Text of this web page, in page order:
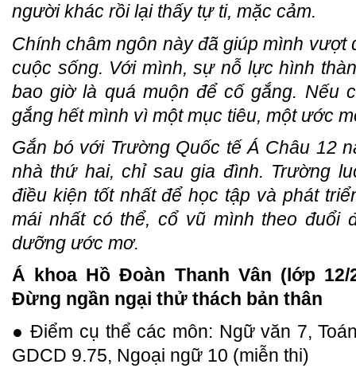
người khác rồi lại thấy tự ti, mặc cảm.
Chính châm ngôn này đã giúp mình vượt
cuộc sống. Với mình, sự nỗ lực hình
bao giờ là quá muộn để cố gắng. Nếu
gắng hết mình vì một mục tiêu, một ước
Gắn bó với Trường Quốc tế Á Châu 12
nhà thứ hai, chỉ sau gia đình. Trường
điều kiện tốt nhất để học tập và phát
mái nhất có thể, cổ vũ mình theo đuổi
dưỡng ước mơ.
Á khoa Hồ Đoàn Thanh Vân (lớp
Đừng ngần ngại thử thách bản thân
● Điểm cụ thể các môn: Ngữ văn 7,
GDCD 9.75, Ngoại ngữ 10 (miễn thi)